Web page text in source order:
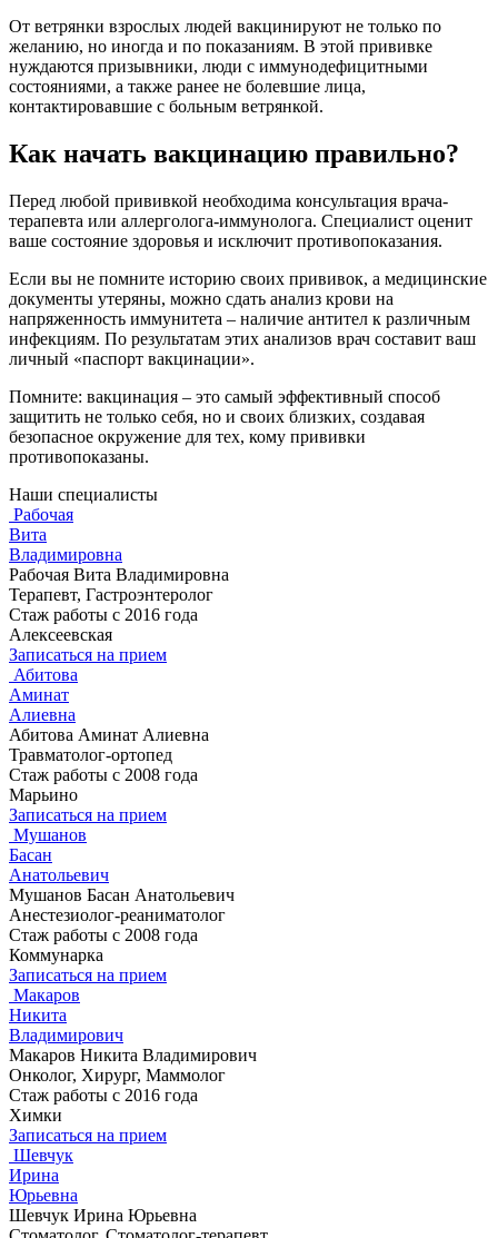
От ветрянки взрослых людей вакцинируют не только по
желанию, но иногда и по показаниям. В этой прививке
нуждаются призывники, люди с иммунодефицитными
состояниями, а также ранее не болевшие лица,
контактировавшие с больным ветрянкой.
Как начать вакцинацию правильно?
Перед любой прививкой необходима консультация врача-
терапевта или аллерголога-иммунолога. Специалист оценит
ваше состояние здоровья и исключит противопоказания.
Если вы не помните историю своих прививок, а медицинские
документы утеряны, можно сдать анализ крови на
напряженность иммунитета – наличие антител к различным
инфекциям. По результатам этих анализов врач составит ваш
личный «паспорт вакцинации».
Помните: вакцинация – это самый эффективный способ
защитить не только себя, но и своих близких, создавая
безопасное окружение для тех, кому прививки
противопоказаны.
Наши специалисты
Рабочая
Вита
Владимировна
Рабочая Вита Владимировна
Терапевт, Гастроэнтеролог
Стаж работы с 2016 года
Алексеевская
Записаться на прием
Абитова
Аминат
Алиевна
Абитова Аминат Алиевна
Травматолог-ортопед
Стаж работы с 2008 года
Марьино
Записаться на прием
Мушанов
Басан
Анатольевич
Мушанов Басан Анатольевич
Анестезиолог-реаниматолог
Стаж работы с 2008 года
Коммунарка
Записаться на прием
Макаров
Никита
Владимирович
Макаров Никита Владимирович
Онколог, Хирург, Маммолог
Стаж работы с 2016 года
Химки
Записаться на прием
Шевчук
Ирина
Юрьевна
Шевчук Ирина Юрьевна